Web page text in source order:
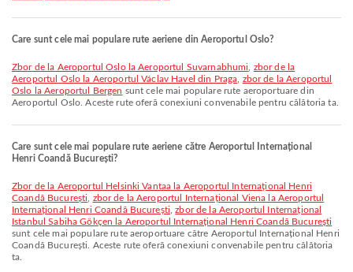
Care sunt cele mai populare rute aeriene din Aeroportul Oslo?
zbor de la Aeroportul Oslo la Aeroportul Suvarnabhumi
zbor de la
Aeroportul Oslo la Aeroportul Václav Havel din Praga zbor de la Aeroportul
Oslo la Aeroportul Bergen sunt cele mai populare rute aeroportuare din
Aeroportul Oslo. Aceste rute oferă conexiuni convenabile pentru călătoria ta.
Care sunt cele mai populare rute aeriene către Aeroportul Internațional
Henri Coandă București?
zbor de la Aeroportul Helsinki Vantaa la Aeroportul Internațional Henri
Coandă București
zbor de la Aeroportul Internațional Viena la Aeroportul
Internațional Henri Coandă București ,zbor de la Aeroportul Internațional
Istanbul Sabiha Gökçen la Aeroportul Internațional Henri Coandă București
sunt cele mai populare rute aeroportuare către Aeroportul Internațional Henri
Coandă București. Aceste rute oferă conexiuni convenabile pentru călătoria
ta.